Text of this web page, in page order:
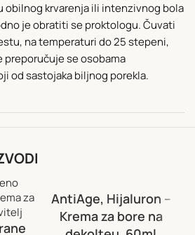
obilnog krvarenja ili intenzivnog bola
je obratiti se proktologu. Čuvati
na temperaturi do 25 stepeni,
preporučuje se osobama
od sastojaka biljnog porekla.
AntiAge, Hijaluron –
Krema za bore na